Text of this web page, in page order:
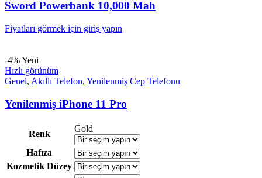
Sword Powerbank 10,000 Mah
Fiyatları görmek için giriş yapın
-4%Yeni
Hızlı görünüm
Genel, Akıllı Telefon, Yenilenmiş Cep Telefonu
Yenilenmiş iPhone 11 Pro
Renk
Gold
Hafıza
Kozmetik Düzey